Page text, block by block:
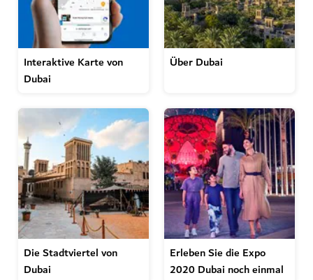
Interaktive Karte von
Dubai
Über Dubai
Die Stadtviertel von
Dubai
Erleben Sie die Expo
2020 Dubai noch einmal